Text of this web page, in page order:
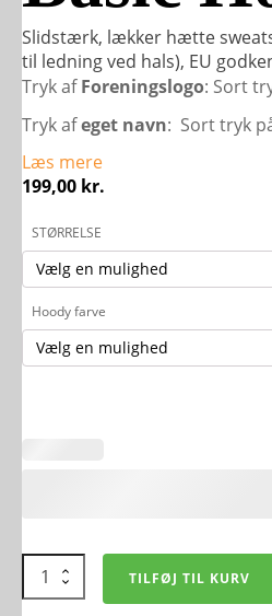
Slidstærk, lækker hætte
til ledning ved hals), EU
Tryk afForeningslogo: Sort
Tryk afeget navn: Sort tryk
Læs mere
199,00 kr.
STØRRELSE
Hoody farve
Basic
Hoody
-
TILFØJ TIL KURV